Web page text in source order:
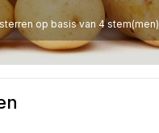
sterren op basis van 4stem(men)